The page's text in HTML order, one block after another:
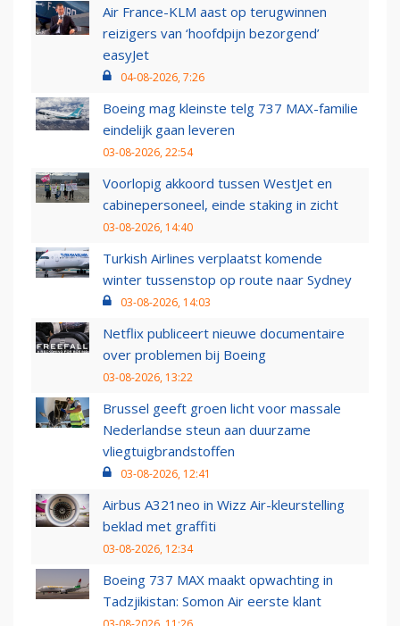
Air France-KLM aast op terugwinnen
reizigers van ‘hoofdpijn bezorgend’
easyJet
04-08-2026, 7:26
Boeing mag kleinste telg 737 MAX-familie
eindelijk gaan leveren
03-08-2026, 22:54
Voorlopig akkoord tussen WestJet en
cabinepersoneel, einde staking in zicht
03-08-2026, 14:40
Turkish Airlines verplaatst komende
winter tussenstop op route naar Sydney
03-08-2026, 14:03
Netflix publiceert nieuwe documentaire
over problemen bij Boeing
03-08-2026, 13:22
Brussel geeft groen licht voor massale
Nederlandse steun aan duurzame
vliegtuigbrandstoffen
03-08-2026, 12:41
Airbus A321neo in Wizz Air-kleurstelling
beklad met graffiti
03-08-2026, 12:34
Boeing 737 MAX maakt opwachting in
Tadzjikistan: Somon Air eerste klant